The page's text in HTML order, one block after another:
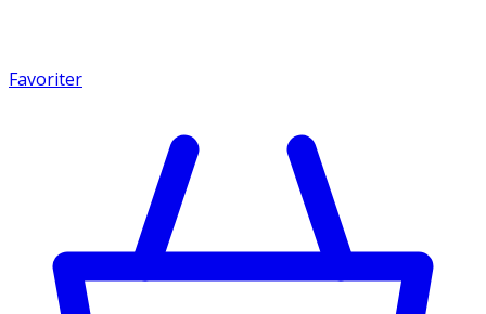
Favoriter